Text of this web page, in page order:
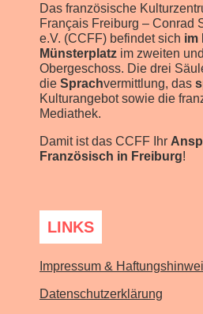
Das französische
Français Freiburg – Conrad
e.V. (CCFF) befindet sich im
Münsterplatz im zweiten
Obergeschoss. Die drei
die Sprachvermittlung, das
Kulturangebot sowie die
Mediathek.
Damit ist das CCFF Ihr
Französisch in Freiburg!
LINKS
Impressum &
Datenschutzerklärung